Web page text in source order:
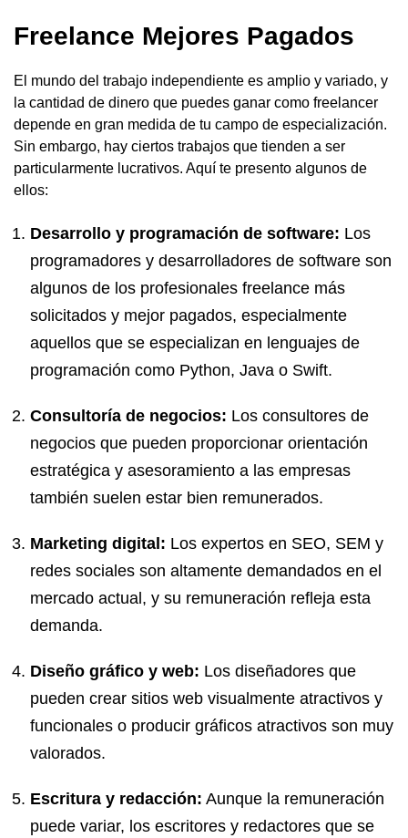
Freelance Mejores Pagados
El mundo del trabajo independiente es amplio y variado, y
la cantidad de dinero que puedes ganar como freelancer
depende en gran medida de tu campo de especialización.
Sin embargo, hay ciertos trabajos que tienden a ser
particularmente lucrativos. Aquí te presento algunos de
ellos:
Desarrollo y programación de software: Los
programadores y desarrolladores de software son
algunos de los profesionales freelance más
solicitados y mejor pagados, especialmente
aquellos que se especializan en lenguajes de
programación como Python, Java o Swift.
Consultoría de negocios: Los consultores de
negocios que pueden proporcionar orientación
estratégica y asesoramiento a las empresas
también suelen estar bien remunerados.
Marketing digital: Los expertos en SEO, SEM y
redes sociales son altamente demandados en el
mercado actual, y su remuneración refleja esta
demanda.
Diseño gráfico y web: Los diseñadores que
pueden crear sitios web visualmente atractivos y
funcionales o producir gráficos atractivos son muy
valorados.
Escritura y redacción: Aunque la remuneración
puede variar, los escritores y redactores que se